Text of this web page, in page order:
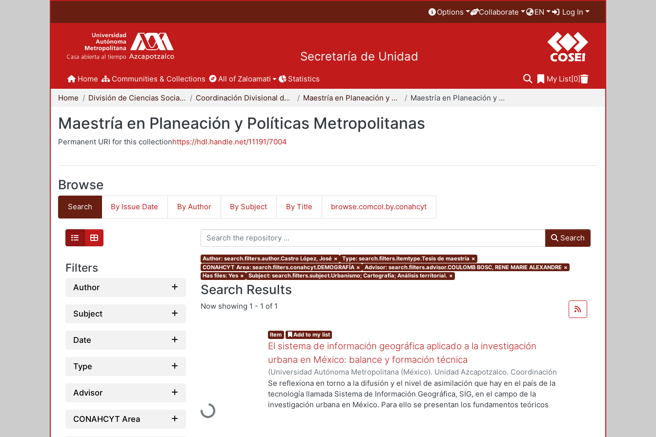
Options Collaborate EN Log In
Secretaría de Unidad
Home Communities & Collections All of Zaloamati Statistics My List[0]
Home División de Ciencias Sociales y Humanidades Coordinación Divisional de Posgrado Maestría en Planeación y Políticas Metropolitanas Maestría en Planeación y Políticas Metropolitanas
Maestría en Planeación y Políticas Metropolitanas
Permanent URI for this collectionhttps://hdl.handle.net/11191/7004
Browse
Search By Issue Date By Author By Subject By Title browse.comcol.by.conahcyt
Filters
Author
Subject
Date
Type
Advisor
CONAHCYT Area
Search
Author: search.filters.author.Castro López, José × Type: search.filters.itemtype.Tesis de maestría ×
CONAHCYT Area: search.filters.conahcyt.DEMOGRAFÍA × Advisor: search.filters.advisor.COULOMB BOSC, RENE MARIE ALEXANDRE ×
Has files: Yes × Subject: search.filters.subject.Urbanismo; Cartografía; Análisis territorial. ×
Search Results
Now showing 1 - 1 of 1
Loading...
Item Add to my list
El sistema de información geográfica aplicado a la investigación
urbana en México: balance y formación técnica
(Universidad Autónoma Metropolitana (México). Unidad Azcapotzalco. Coordinación
de Servicios de Información.,2011) Castro López, José
Se reflexiona en torno a la difusión y el nivel de asimilación que hay en el país de la
tecnología llamada Sistema de Información Geográfica, SIG, en el campo de la
investigación urbana en México. Para ello se presentan los fundamentos teóricos